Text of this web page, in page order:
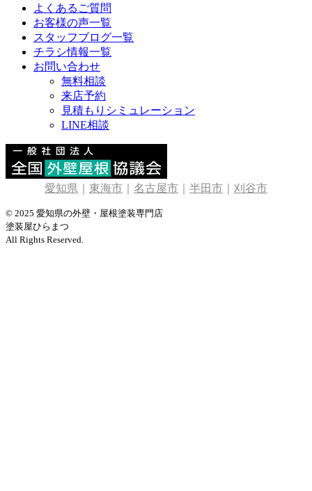
よくあるご質問
お客様の声一覧
スタッフブログ一覧
チラシ情報一覧
お問い合わせ
無料相談
来店予約
見積もりシミュレーション
LINE相談
愛知県 東海市 名古屋市 半田市 刈谷市
© 2025 愛知県の外壁・屋根塗装専門店
塗装屋ひらまつ
All Rights Reserved.